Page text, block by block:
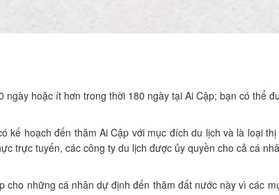
hoặc ít hơn trong thời 180 ngày tại Ai Cập; bạn có thể
kế hoạch đến thăm Ai Cập với mục đích du lịch và là loại
trực tuyến, các công ty du lịch được ủy quyền cho cả cá
những cá nhân dự định đến thăm đất nước này vì các